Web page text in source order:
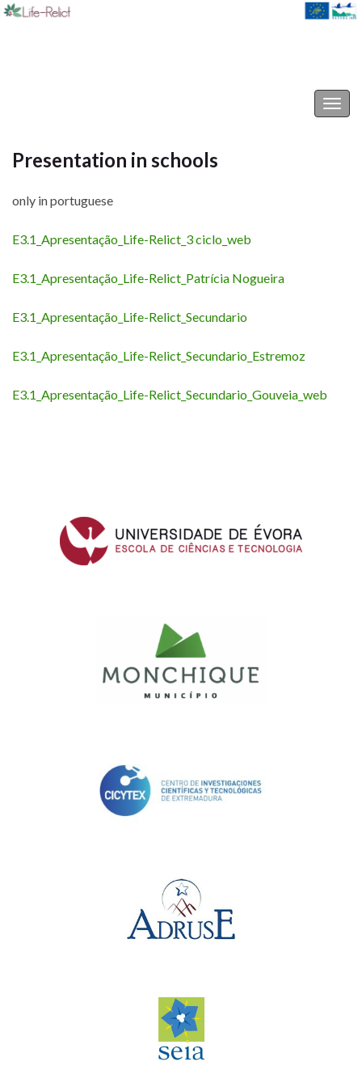
Presentation in schools
only in portuguese
E3.1_Apresentação_Life-Relict_3 ciclo_web
E3.1_Apresentação_Life-Relict_Patrícia Nogueira
E3.1_Apresentação_Life-Relict_Secundario
E3.1_Apresentação_Life-Relict_Secundario_Estremoz
E3.1_Apresentação_Life-Relict_Secundario_Gouveia_web